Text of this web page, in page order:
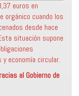
euros en
orgánico cuando los
desde hace
situación supone
economía circular.
al Gobierno de